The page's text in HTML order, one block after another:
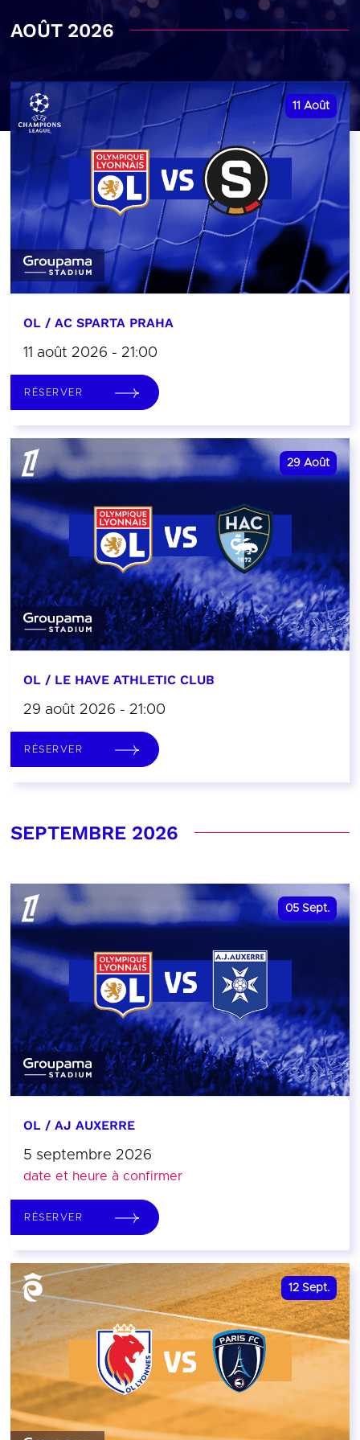
AOÛT 2026
11 Août
OL / AC SPARTA PRAHA
11 août 2026 - 21:00
RÉSERVER
29 Août
OL / LE HAVE ATHLETIC CLUB
29 août 2026 - 21:00
RÉSERVER
SEPTEMBRE 2026
05 Sept.
OL / AJ AUXERRE
5 septembre 2026
date et heure à confirmer
RÉSERVER
12 Sept.